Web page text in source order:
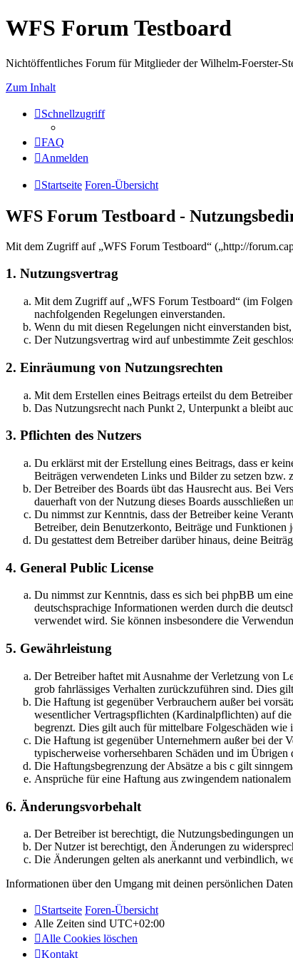
WFS Forum Testboard
Nichtöffentliches Forum für Mitglieder der Wilhelm-Foerster-
Zum Inhalt
Schnellzugriff
FAQ
Anmelden
Startseite Foren-Übersicht
WFS Forum Testboard -
Mit dem Zugriff auf „WFS Forum Testboard“ („http://
1. Nutzungsvertrag
Mit dem Zugriff auf „WFS Forum Testboard“ (im
nachfolgenden Regelungen einverstanden.
Wenn du mit diesen Regelungen nicht einverstanden
Der Nutzungsvertrag wird auf unbestimmte Zeit
2. Einräumung von Nutzungsrechten
Mit dem Erstellen eines Beitrags erteilst du dem
Das Nutzungsrecht nach Punkt 2, Unterpunkt a bleibt
3. Pflichten des Nutzers
Du erklärst mit der Erstellung eines Beitrags, dass er
Beiträgen verwendeten Links und Bilder zu setzen bzw.
Der Betreiber des Boards übt das Hausrecht aus. Bei
dauerhaft von der Nutzung dieses Boards ausschließen
Du nimmst zur Kenntnis, dass der Betreiber keine
Betreiber, dein Benutzerkonto, Beiträge und Funktionen
Du gestattest dem Betreiber darüber hinaus, deine
4. General Public License
Du nimmst zur Kenntnis, dass es sich bei phpBB um
deutschsprachige Informationen werden durch die
verwendet wird. Sie können insbesondere die
5. Gewährleistung
Der Betreiber haftet mit Ausnahme der Verletzung von
grob fahrlässiges Verhalten zurückzuführen sind. Dies
Die Haftung ist gegenüber Verbrauchern außer bei
wesentlicher Vertragspflichten (Kardinalpflichten) auf
begrenzt. Dies gilt auch für mittelbare Folgeschäden wie
Die Haftung ist gegenüber Unternehmern außer bei der
typischerweise vorhersehbaren Schäden und im
Die Haftungsbegrenzung der Absätze a bis c gilt
Ansprüche für eine Haftung aus zwingendem
6. Änderungsvorbehalt
Der Betreiber ist berechtigt, die Nutzungsbedingungen
Der Nutzer ist berechtigt, den Änderungen zu
Die Änderungen gelten als anerkannt und verbindlich,
Informationen über den Umgang mit deinen persönlichen
Startseite Foren-Übersicht
Alle Zeiten sind UTC+02:00
Alle Cookies löschen
Kontakt